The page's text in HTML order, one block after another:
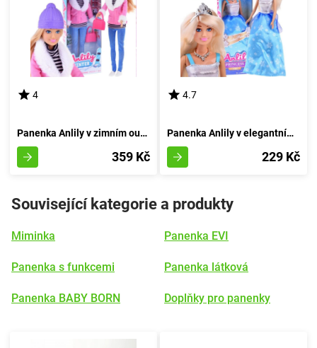
4
Panenka Anlily v zimním outfitu
359 Kč
4.7
Panenka Anlily v elegantním oděvu a koruně
229 Kč
Související kategorie a produkty
Miminka
Panenka s funkcemi
Panenka BABY BORN
Panenka EVI
Panenka látková
Doplňky pro panenky